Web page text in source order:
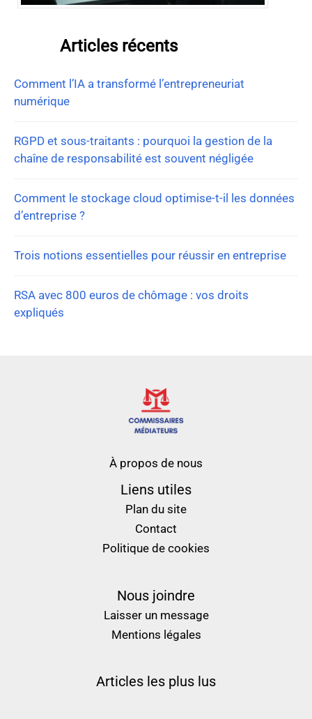
Articles récents
Comment l’IA a transformé l’entrepreneuriat
numérique
RGPD et sous-traitants : pourquoi la gestion de la
chaîne de responsabilité est souvent négligée
Comment le stockage cloud optimise-t-il les données
d’entreprise ?
Trois notions essentielles pour réussir en entreprise
RSA avec 800 euros de chômage : vos droits
expliqués
À propos de nous
Liens utiles
Plan du site
Contact
Politique de cookies
Nous joindre
Laisser un message
Mentions légales
Articles les plus lus